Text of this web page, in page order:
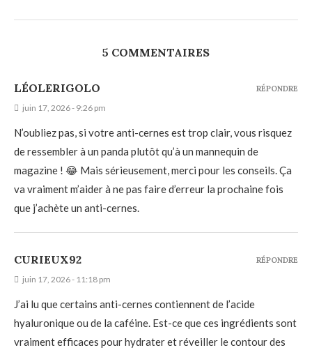
5 COMMENTAIRES
LÉOLERIGOLO
juin 17, 2026 - 9:26 pm
N’oubliez pas, si votre anti-cernes est trop clair, vous risquez
de ressembler à un panda plutôt qu’à un mannequin de
magazine ! 😂 Mais sérieusement, merci pour les conseils. Ça
va vraiment m’aider à ne pas faire d’erreur la prochaine fois
que j’achète un anti-cernes.
RÉPONDRE
CURIEUX92
juin 17, 2026 - 11:18 pm
J’ai lu que certains anti-cernes contiennent de l’acide
hyaluronique ou de la caféine. Est-ce que ces ingrédients sont
vraiment efficaces pour hydrater et réveiller le contour des
RÉPONDRE